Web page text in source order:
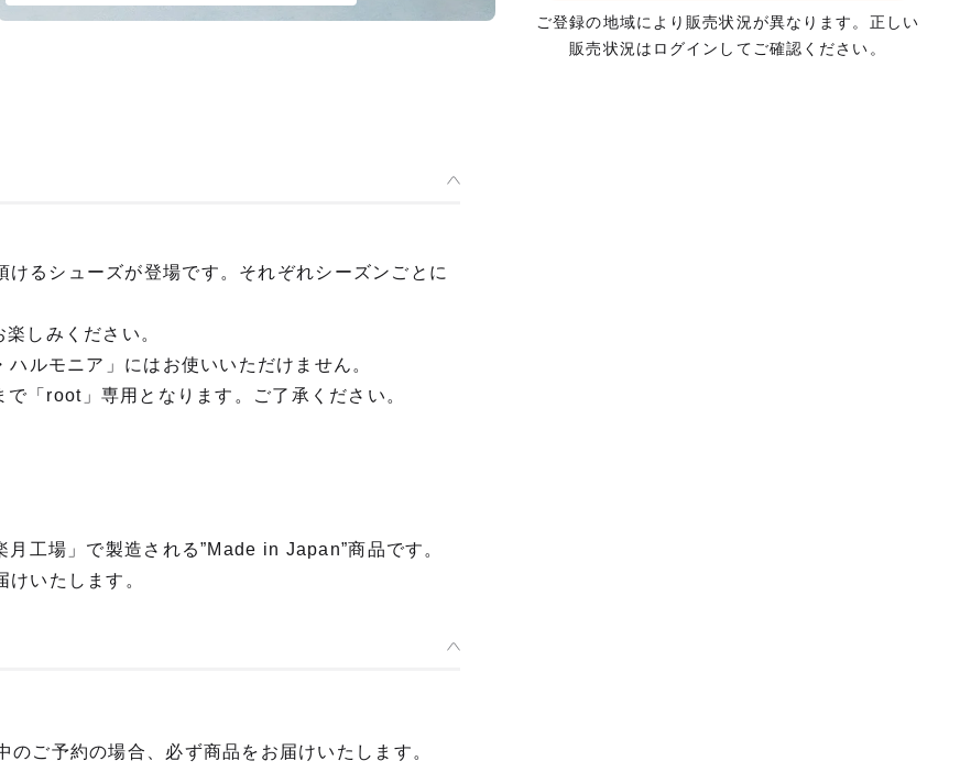
ご登録の地域により販売状況が異なります。正しい
販売状況はログインしてご確認ください。
るシューズが登場です。それぞれシーズンごとに
しみください。
ルモニア」にはお使いいただけません。
「root」専用となります。ご了承ください。
工場」で製造される”Made in Japan”商品です。
いたします。
ご予約の場合、必ず商品をお届けいたします。